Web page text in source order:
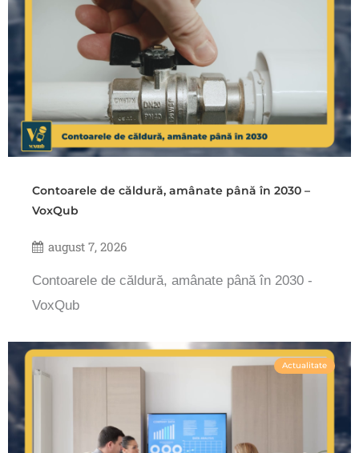
Contoarele de căldură, amânate până în 2030 –
VoxQub
august 7, 2026
Contoarele de căldură, amânate până în 2030 -
VoxQub
Actualitate